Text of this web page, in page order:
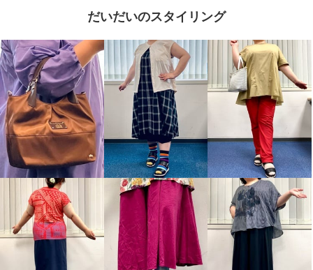
だいだいのスタイリング